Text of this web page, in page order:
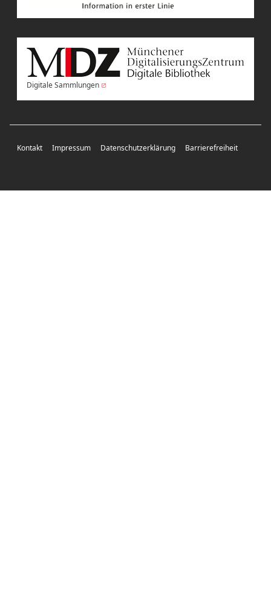
Digitale Sammlungen
Kontakt Impressum Datenschutzerklärung Barrierefreiheit